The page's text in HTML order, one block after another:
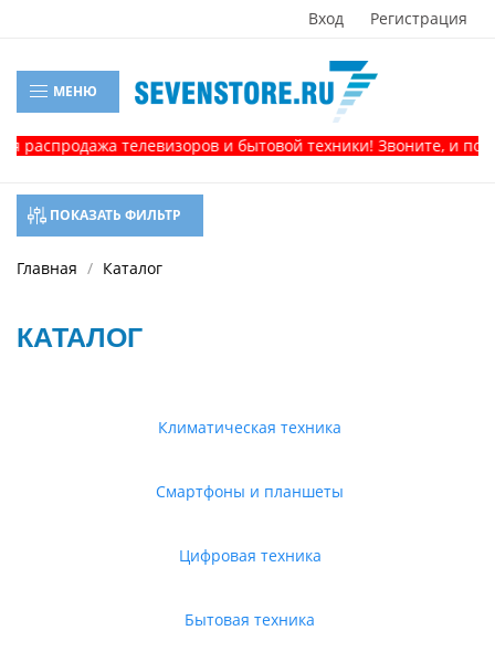
Вход Регистрация
МЕНЮ
телевизоров и бытовой техники! Звоните, и получите
ПОКАЗАТЬ ФИЛЬТР
Главная Каталог
КАТАЛОГ
Климатическая техника
Смартфоны и планшеты
Цифровая техника
Бытовая техника